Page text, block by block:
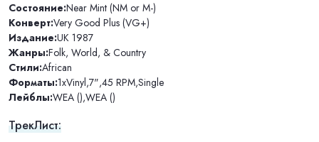
Состояние:Near Mint (NM or M-)
Конверт:Very Good Plus (VG+)
Издание:UK 1987
Жанры:Folk, World, & Country
Стили:African
Форматы:1xVinyl,7",45 RPM,Single
Лейблы:WEA (),WEA ()
ТрекЛист: